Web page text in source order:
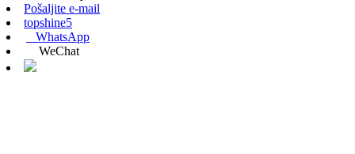
Pošaljite e-mail
topshine5
WhatsApp
WeChat